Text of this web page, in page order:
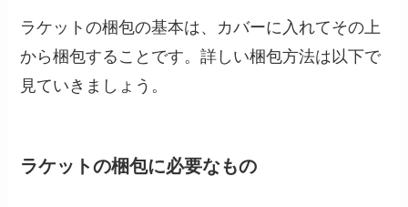
ラケットの梱包の基本は、カバーに入れてその上
から梱包することです。詳しい梱包方法は以下で
見ていきましょう。
ラケットの梱包に必要なもの